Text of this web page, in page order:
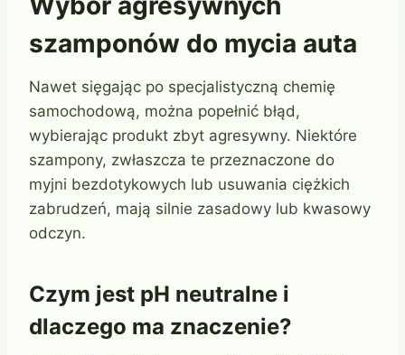
szamponów do mycia auta
Nawet sięgając po specjalistyczną chemię
samochodową, można popełnić błąd,
wybierając produkt zbyt agresywny. Niektóre
szampony, zwłaszcza te przeznaczone do
myjni bezdotykowych lub usuwania ciężkich
zabrudzeń, mają silnie zasadowy lub kwasowy
odczyn.
Czym jest pH neutralne i
dlaczego ma znaczenie?